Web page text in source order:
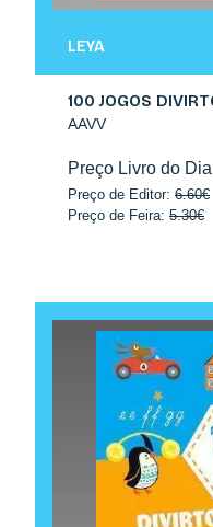
LEYA
100 JOGOS
AAVV
Preço Livro do Dia
Preço de Editor: 6.60€
Preço de Feira: 5.30€